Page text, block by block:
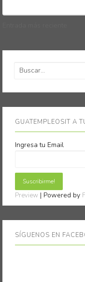
GUATEMPLEOSIT A
Ingresa tu Email
Preview | Powered by
SÍGUENOS EN